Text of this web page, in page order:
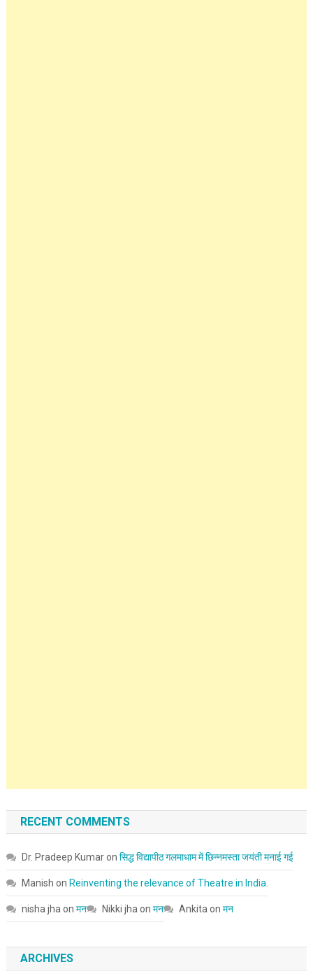
RECENT COMMENTS
Dr. Pradeep Kumaron सिद्ध विद्यापीठ गलमाधाम में छिन्नमस्ता जयंती मनाई गई
Manish on Reinventing the relevance of Theatre in India.
nisha jha on मन Nikki jha on मन Ankita on मन
ARCHIVES